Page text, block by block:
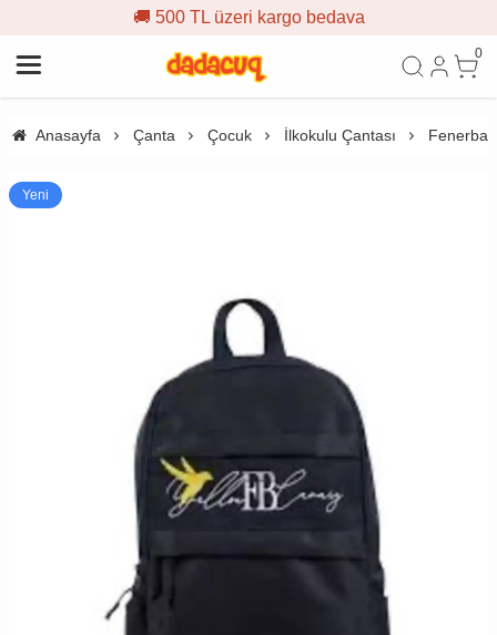
🚚 500 TL üzeri kargo bedava
0
Anasayfa Çanta Çocuk İlkokulu Çantası
Yeni